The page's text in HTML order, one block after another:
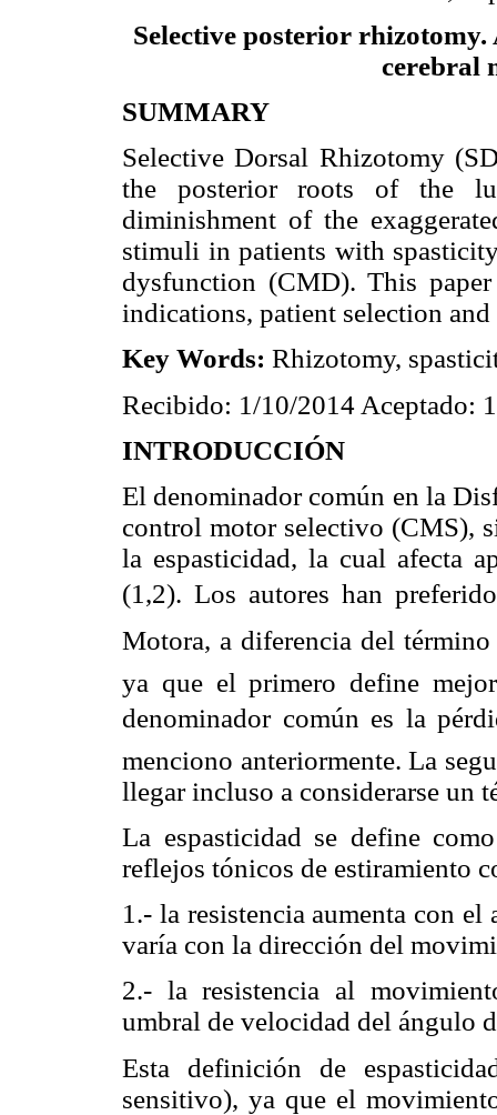
Selective posterior
cerebral
SUMMARY
Selective Dorsal Rhizotomy
the posterior roots of the
diminishment of the
stimuli in patients with
dysfunction (CMD). This
indications, patient selection
Key Words: Rhizotomy,
Recibido: 1/10/2014 Aceptado:
INTRODUCCIÓN
El denominador común en la
control motor selectivo (CMS),
la espasticidad, la cual afecta
(1,2). Los autores han
Motora, a diferencia del término
ya que el primero define
denominador común es la
menciono anteriormente. La
llegar incluso a considerarse un
La espasticidad se define
reflejos tónicos de estiramiento
1.- la resistencia aumenta con
varía con la dirección del
2.- la resistencia al
umbral de velocidad del ángulo
Esta definición de
sensitivo), ya que el